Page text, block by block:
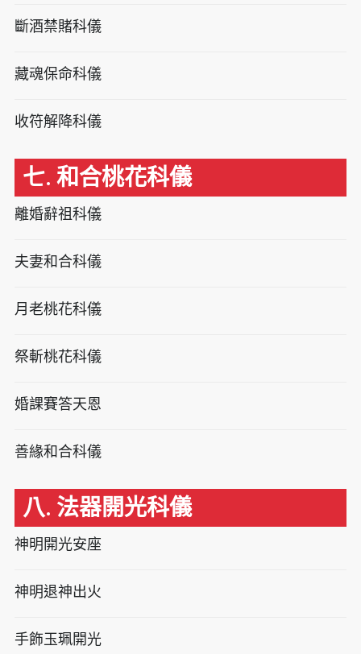
斷酒禁賭科儀
藏魂保命科儀
收符解降科儀
七. 和合桃花科儀
離婚辭祖科儀
夫妻和合科儀
月老桃花科儀
祭斬桃花科儀
婚課賽答天恩
善緣和合科儀
八. 法器開光科儀
神明開光安座
神明退神出火
手飾玉珮開光